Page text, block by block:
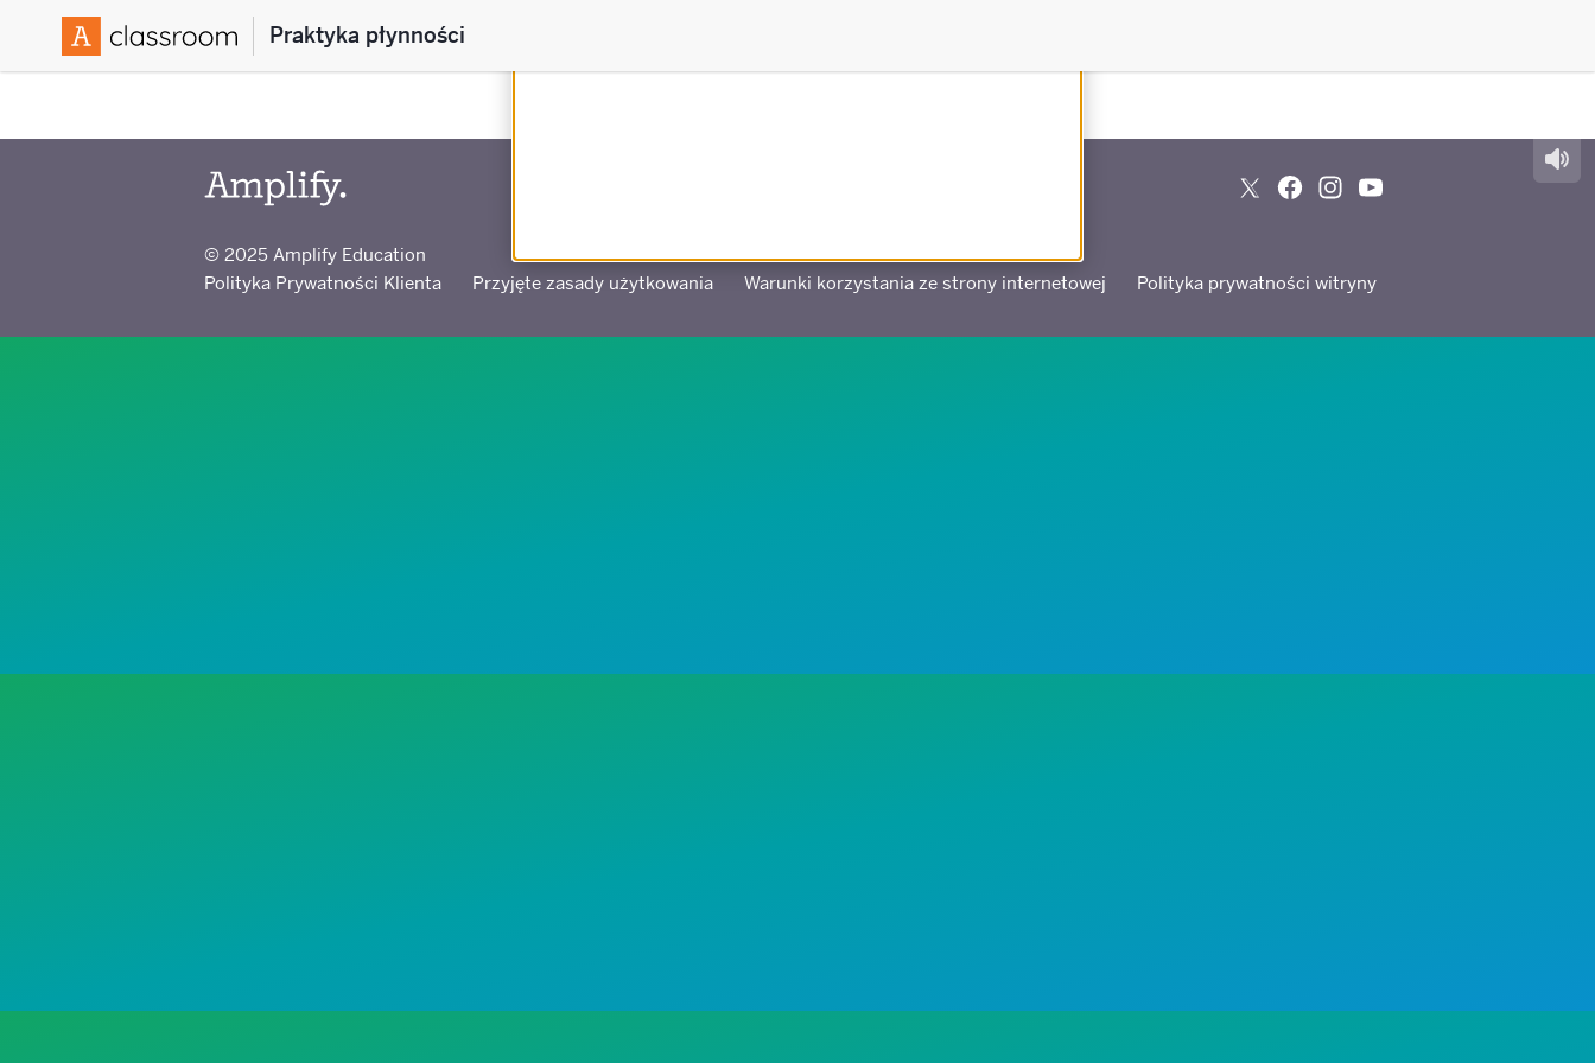
Praktyka płynności
© 2025 Amplify Education
Polityka Prywatności Klienta
Przyjęte zasady użytkowania Warunki korzystania ze strony internetowej Polityka prywatności witryny